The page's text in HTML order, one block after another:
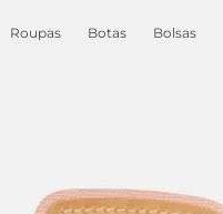
Roupas Botas Bolsas